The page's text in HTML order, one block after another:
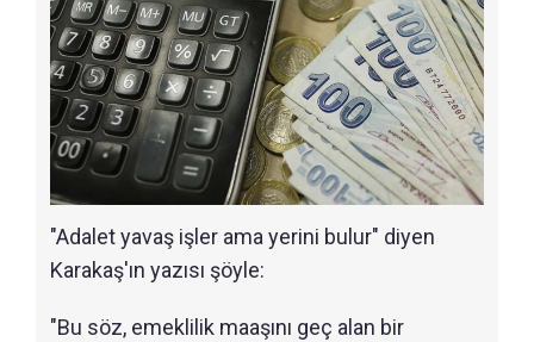
"Adalet yavaş işler ama yerini bulur" diyen
Karakaş'ın yazısı şöyle:
"Bu söz, emeklilik maaşını geç alan bir